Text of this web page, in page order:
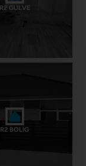
R2 GULVE
R2 BOLIG